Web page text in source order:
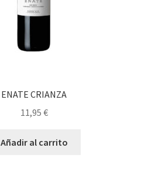
ENATE CRIANZA
11,95 €
Añadir al carrito